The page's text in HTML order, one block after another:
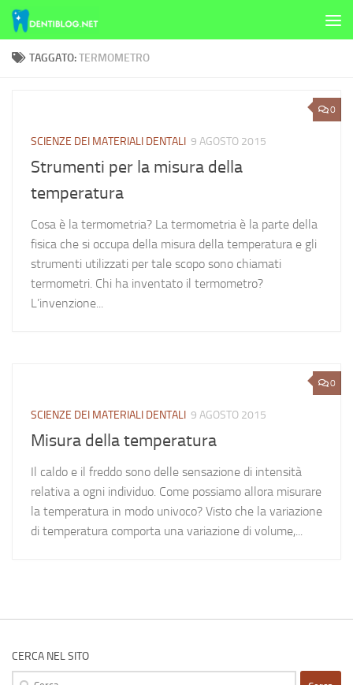
Skip to content
TAGGATO:TERMOMETRO
0
SCIENZE DEI MATERIALI DENTALI 9 AGOSTO 2015
Strumenti per la misura della
temperatura
Cosa è la termometria? La termometria è la parte della
fisica che si occupa della misura della temperatura e gli
strumenti utilizzati per tale scopo sono chiamati
termometri. Chi ha inventato il termometro?
L’invenzione...
0
SCIENZE DEI MATERIALI DENTALI 9 AGOSTO 2015
Misura della temperatura
Il caldo e il freddo sono delle sensazione di intensità
relativa a ogni individuo. Come possiamo allora misurare
la temperatura in modo univoco? Visto che la variazione
di temperatura comporta una variazione di volume,...
CERCA NEL SITO
Ricerca